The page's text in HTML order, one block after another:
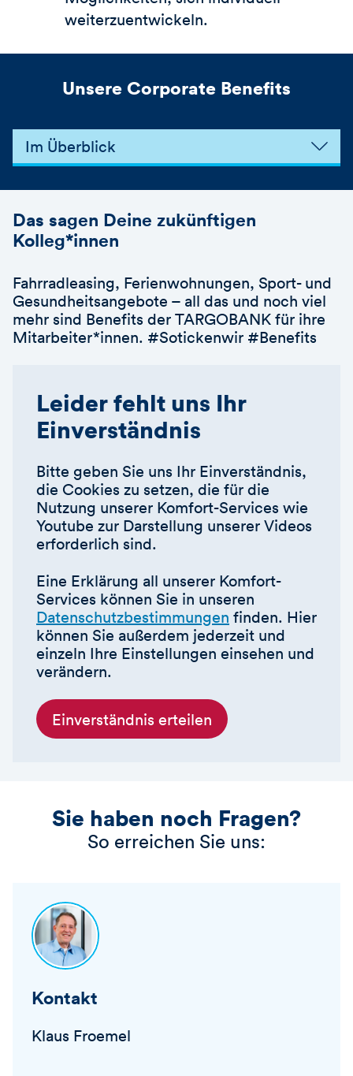
weiterzuentwickeln.
Unsere Corporate Benefits
Im Überblick
Das sagen Deine zukünftigen
Kolleg*innen
Fahrradleasing, Ferienwohnungen, Sport- und
Gesundheitsangebote – all das und noch viel
mehr sind Benefits der TARGOBANK für ihre
Mitarbeiter*innen. #Sotickenwir #Benefits
Leider fehlt uns Ihr
Einverständnis
Bitte geben Sie uns Ihr Einverständnis,
die Cookies zu setzen, die für die
Nutzung unserer Komfort-Services wie
Youtube zur Darstellung unserer Videos
erforderlich sind.
Eine Erklärung all unserer Komfort-
Services können Sie in unseren
Datenschutzbestimmungen finden. Hier
können Sie außerdem jederzeit und
einzeln Ihre Einstellungen einsehen und
verändern.
Einverständnis erteilen
Sie haben noch Fragen?
So erreichen Sie uns:
Kontakt
Klaus Froemel